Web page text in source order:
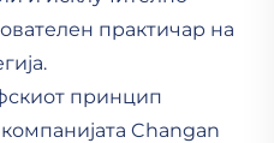
практичар на
принцип
компанијата Changan